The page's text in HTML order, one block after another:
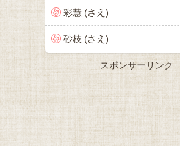
彩慧 (さえ)
砂枝 (さえ)
スポンサーリンク